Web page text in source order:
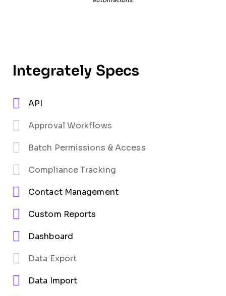
Integrately Specs
API
Approval Workflows
Batch Permissions & Access
Compliance Tracking
Contact Management
Custom Reports
Dashboard
Data Export
Data Import